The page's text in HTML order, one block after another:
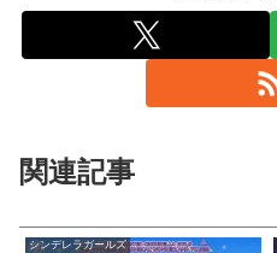
関連記事
シンデレラガールズ